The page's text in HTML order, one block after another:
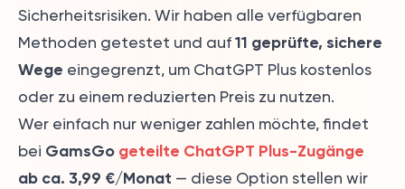
Sicherheitsrisiken. Wir haben alle verfügbaren
Methoden getestet und auf 11 geprüfte, sichere
Wege eingegrenzt, um ChatGPT Plus kostenlos
oder zu einem reduzierten Preis zu nutzen.
Wer einfach nur weniger zahlen möchte, findet
bei GamsGo geteilte ChatGPT Plus-Zugänge
ab ca. 3,99 €/Monat — diese Option stellen wir